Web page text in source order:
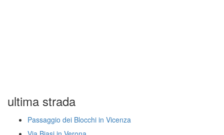
ultima strada
Passaggio dei Blocchi in Vicenza